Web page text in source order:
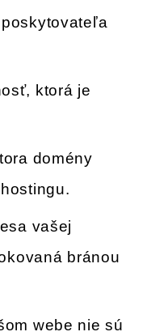
ktorá je
domény
vašej
bránou
webe nie sú